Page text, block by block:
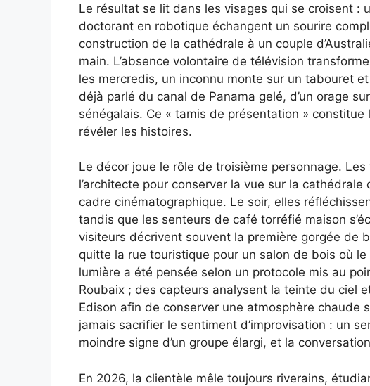
Le résultat se lit dans les visages qui se croisent
doctorant en robotique échangent un sourire
construction de la cathédrale à un couple
main. L’absence volontaire de télévision
les mercredis, un inconnu monte sur un tabouret
déjà parlé du canal de Panama gelé, d’un orage
sénégalais. Ce « tamis de présentation » constitue
révéler les histoires.
Le décor joue le rôle de troisième personnage.
l’architecte pour conserver la vue sur la
cadre cinématographique. Le soir, elles
tandis que les senteurs de café torréfié maison
visiteurs décrivent souvent la première gorgée de
quitte la rue touristique pour un salon de bois où
lumière a été pensée selon un protocole mis au
Roubaix ; des capteurs analysent la teinte du ciel
Edison afin de conserver une atmosphère chaude
jamais sacrifier le sentiment d’improvisation : un
moindre signe d’un groupe élargi, et la
En 2026, la clientèle mêle toujours riverains,